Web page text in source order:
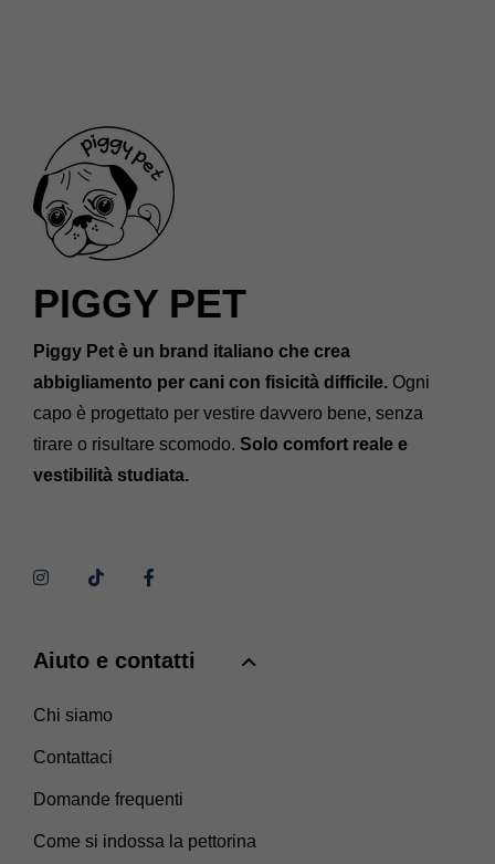
PIGGY PET
Piggy Pet è un brand italiano che crea
abbigliamento per cani con fisicità difficile. Ogni
capo è progettato per vestire davvero bene, senza
tirare o risultare scomodo. Solo comfort reale e
vestibilità studiata.
Aiuto e contatti
Chi siamo
Contattaci
Domande frequenti
Come si indossa la pettorina